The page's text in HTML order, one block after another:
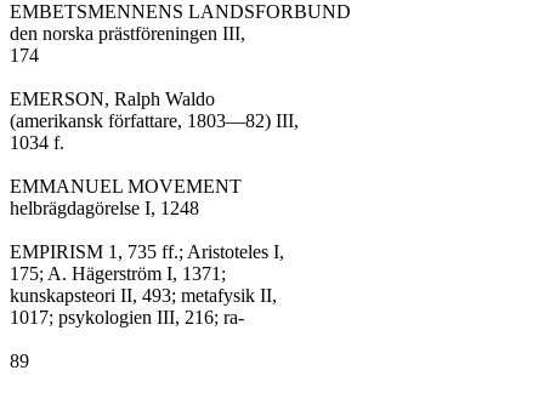
EMBETSMENNENS LANDSFORBUND
den norska prästföreningen III,
174
EMERSON, Ralph Waldo
(amerikansk författare, 1803—82) III,
1034 f.
EMMANUEL MOVEMENT
helbrägdagörelse I, 1248
EMPIRISM 1, 735 ff.; Aristoteles I,
175; A. Hägerström I, 1371;
kunskapsteori II, 493; metafysik II,
1017; psykologien III, 216; ra-
89